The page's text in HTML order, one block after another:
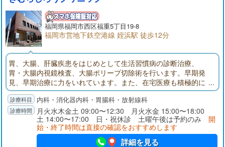
福岡県福岡市西区福重5丁目19-8
福岡市営地下鉄空港線 姪浜駅 徒歩12分
胃、大腸、肝臓疾患をはじめとして生活習慣病の診断治療、
胃・大腸内視鏡検査、大腸ポリープ切除術を行います。早期発
見、早期治療に力をいれています。また、在宅医療も積極的に
行っておりますので通院が難しい方はご用命ください。
内科・消化器内科・胃腸科・放射線科
月火水木金土 09:00〜12:30 月火水金 15:00〜18:00
土 14:00〜17:00 日・祝休診 土曜午後は予約のみ 開
始・終了時間は直接の確認をおすすめします
詳細を見る